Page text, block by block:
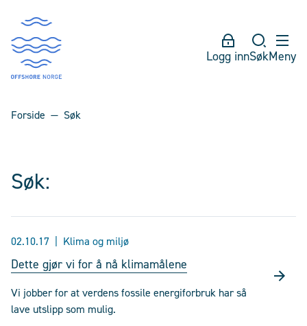
Logg innSøkMeny
Forside Søk
Søk:
02.10.17 Klima og miljø
Dette gjør vi for å nå klimamålene
Vi jobber for at verdens fossile energiforbruk har så
lave utslipp som mulig.